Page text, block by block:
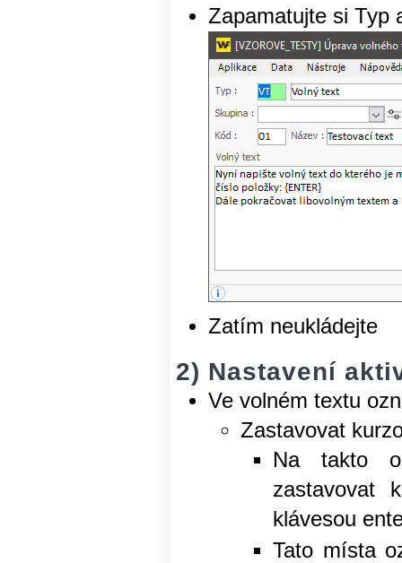
Zapamatujte si
Zatím neukládejte
2) Nastavení
Ve volném textu
Zastavovat
Na takto
zastavovat
klávesou
Tato místa